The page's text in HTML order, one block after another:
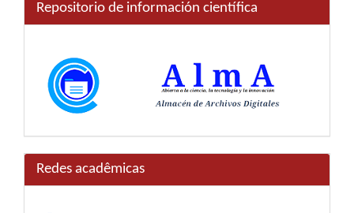
Repositorio de información científica
Redes acadêmicas